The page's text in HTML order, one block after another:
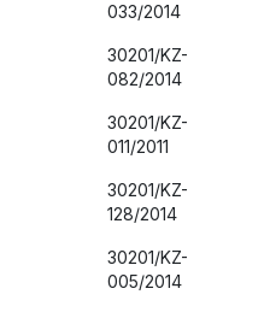
033/2014
30201/KZ-
082/2014
30201/KZ-
011/2011
30201/KZ-
128/2014
30201/KZ-
005/2014